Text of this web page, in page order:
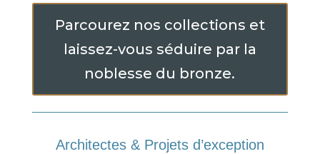
Parcourez nos collections et
laissez-vous séduire par la
noblesse du bronze.
Architectes & Projets d’exception